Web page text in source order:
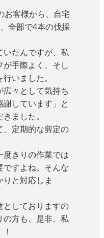
お客様から、自宅
全部で4本の伐採
いたんですが、私
手際よく、そし
いました。
々として気持ち
しています」と
ました。
、定期的な剪定の
度きりの作業では
ですよね。そんな
と対応しま
としておりますの
の方も、是非、私